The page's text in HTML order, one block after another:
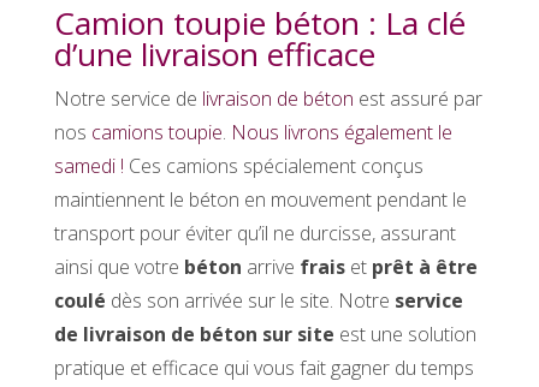
Camion toupie béton : La clé
d’une livraison efficace
Notre service de livraison de béton est assuré par
nos camions toupie. Nous livrons également le
samedi ! Ces camions spécialement conçus
maintiennent le béton en mouvement pendant le
transport pour éviter qu’il ne durcisse, assurant
ainsi que votre béton arrive fraiset prêt à être
coulé dès son arrivée sur le site. Notre service
de livraison de béton sur site est une solution
pratique et efficace qui vous fait gagner du temps